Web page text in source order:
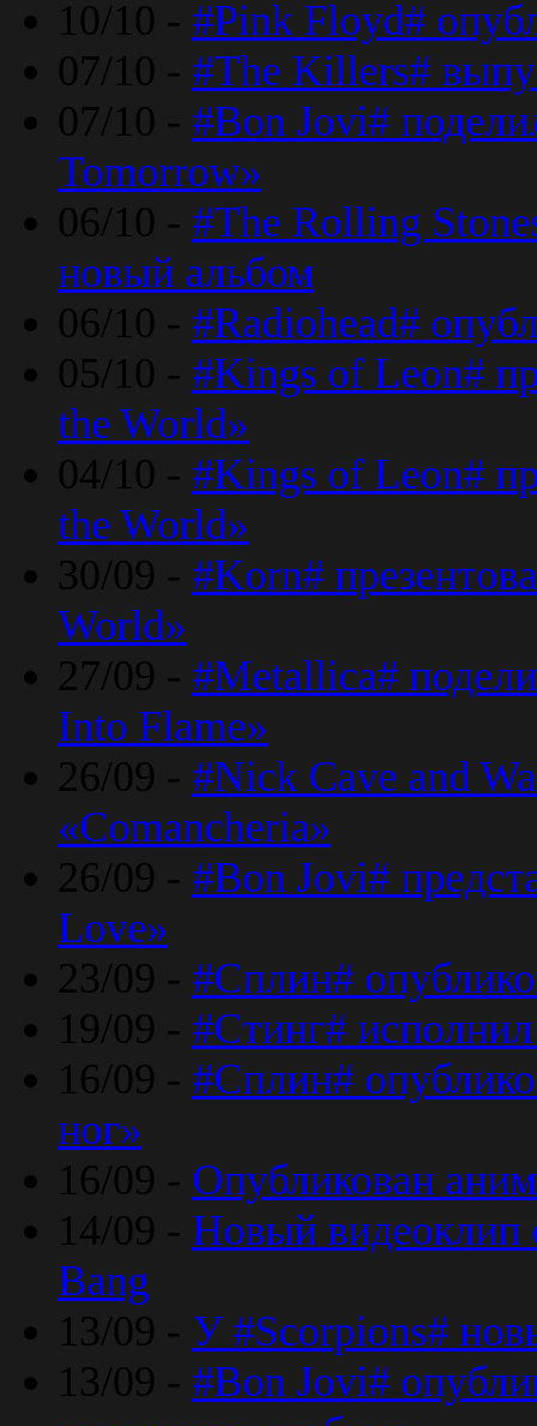
10/10 - #Pink Floyd#
07/10 - #The Killers#
07/10 - #Bon Jovi#
Tomorrow»
06/10 - #The Rolling
новый альбом
06/10 - #Radiohead#
05/10 - #Kings of Leon#
the World»
04/10 - #Kings of Leon#
the World»
30/09 - #Korn#
World»
27/09 - #Metallica#
Into Flame»
26/09 - #Nick Cave and
«Comancheria»
26/09 - #Bon Jovi#
Love»
23/09 - #Сплин#
19/09 - #Стинг#
16/09 - #Сплин#
ног»
16/09 - Опубликован
14/09 - Новый видеоклип
Bang
13/09 - У #Scorpions#
13/09 - #Bon Jovi#